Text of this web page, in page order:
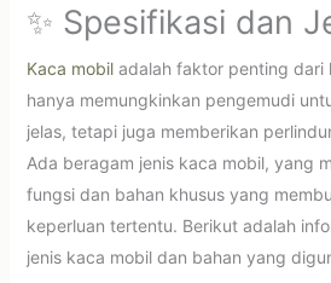
✨ Spesifikasi dan
Kaca mobiladalah faktor penting dari
hanya memungkinkan pengemudi
jelas, tetapi juga memberikan
Ada beragam jenis kaca mobil, yang
fungsi dan bahan khusus yang
keperluan tertentu. Berikut adalah
jenis kaca mobil dan bahan yang